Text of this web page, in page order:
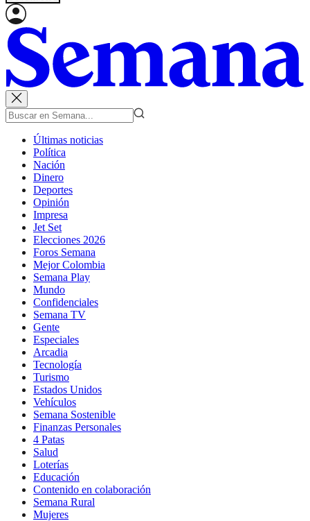
Últimas noticias
Política
Nación
Dinero
Deportes
Opinión
Impresa
Jet Set
Elecciones 2026
Foros Semana
Mejor Colombia
Semana Play
Mundo
Confidenciales
Semana TV
Gente
Especiales
Arcadia
Tecnología
Turismo
Estados Unidos
Vehículos
Semana Sostenible
Finanzas Personales
4 Patas
Salud
Loterías
Educación
Contenido en colaboración
Semana Rural
Mujeres